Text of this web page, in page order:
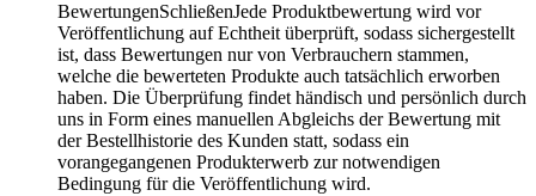
BewertungenSchließenJede Produktbewertung wird vor
Veröffentlichung auf Echtheit überprüft, sodass sichergestellt
ist, dass Bewertungen nur von Verbrauchern stammen,
welche die bewerteten Produkte auch tatsächlich erworben
haben. Die Überprüfung findet händisch und persönlich durch
uns in Form eines manuellen Abgleichs der Bewertung mit
der Bestellhistorie des Kunden statt, sodass ein
vorangegangenen Produkterwerb zur notwendigen
Bedingung für die Veröffentlichung wird.